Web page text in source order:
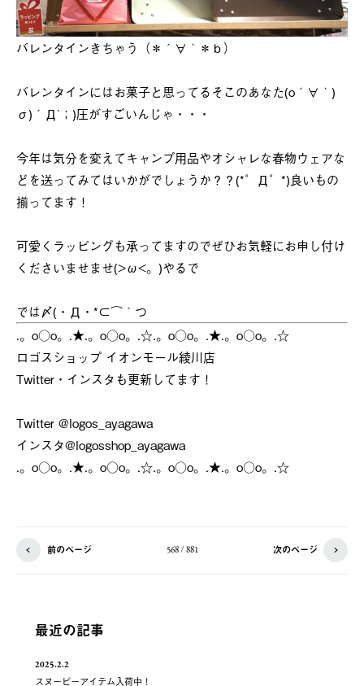
バレンタインきちゃう（＊´∀｀＊ｂ）
バレンタインにはお菓子と思ってるそこのあなた(o´∀｀)
σ)´Д`；)圧がすごいんじゃ・・・
今年は気分を変えてキャンプ用品やオシャレな春物ウェアな
どを送ってみてはいかがでしょうか？？(*゜Д゜*)良いもの
揃ってます！
可愛くラッピングも承ってますのでぜひお気軽にお申し付け
くださいませませ(>ω<。)やるで
では〆(・Д・*⊂⌒｀つ
.。o○o。.★.。o○o。.☆.。o○o。.★.。o○o。.☆
ロゴスショップ イオンモール綾川店
Twitter・インスタも更新してます！
Twitter @logos_ayagawa
インスタ@logosshop_ayagawa
.。o○o。.★.。o○o。.☆.。o○o。.★.。o○o。.☆
前のページ 568 / 881 次のページ
最近の記事
2025.2.2
スヌーピーアイテム入荷中！